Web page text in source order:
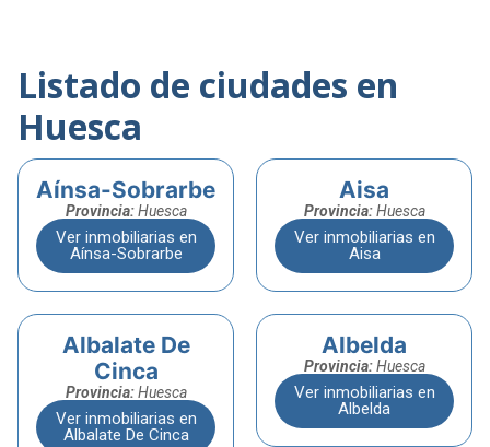
Listado de ciudades en
Huesca
Aínsa-Sobrarbe
Provincia:Huesca
Ver inmobiliarias en
Aínsa-Sobrarbe
Aisa
Provincia:Huesca
Ver inmobiliarias en
Aisa
Albalate De
Cinca
Provincia:Huesca
Ver inmobiliarias en
Albalate De Cinca
Albelda
Provincia:Huesca
Ver inmobiliarias en
Albelda